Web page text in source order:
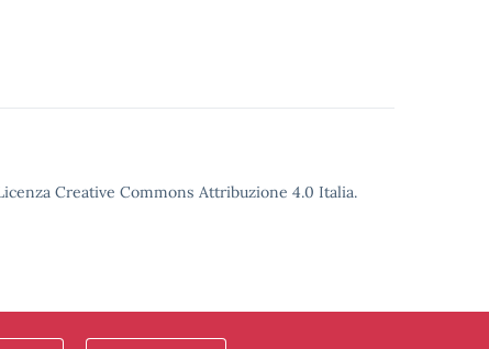
Creative Commons Attribuzione 4.0 Italia.